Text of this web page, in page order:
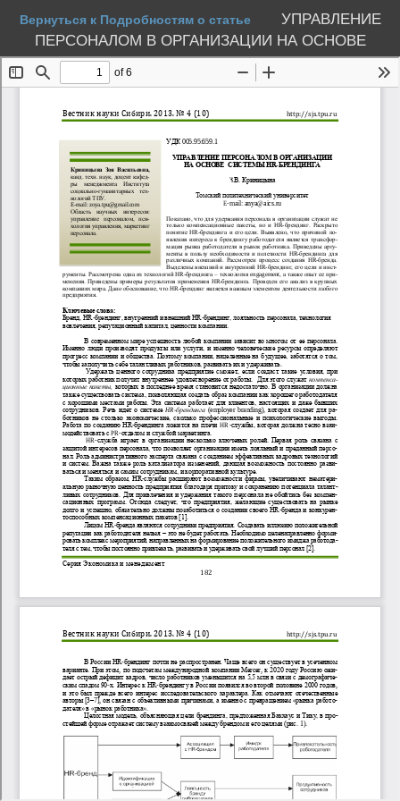
Вернуться к Подробностям о статье
УПРАВЛЕНИЕ
ПЕРСОНАЛОМ В ОРГАНИЗАЦИИ НА ОСНОВЕ
СИСТЕМЫ HR-БРЕНДИНГА
Скачать PDF